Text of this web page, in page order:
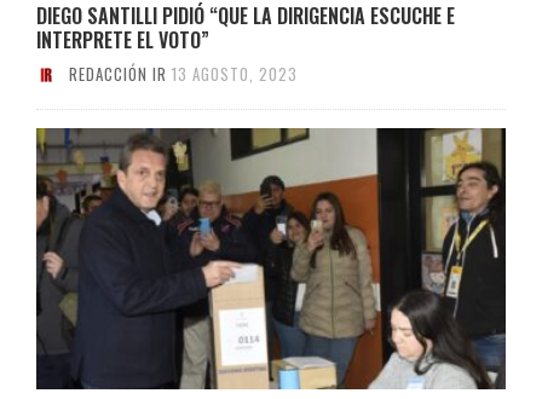
DIEGO SANTILLI PIDIÓ “QUE LA DIRIGENCIA ESCUCHE E
INTERPRETE EL VOTO”
REDACCIÓN IR 13 AGOSTO, 2023